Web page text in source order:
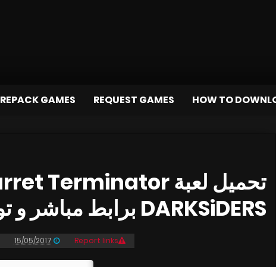
REPACK GAMES REQUEST GAMES HOW TO
DARKSiDERS برابط مباشر و تورنت
15/05/2017 Report links